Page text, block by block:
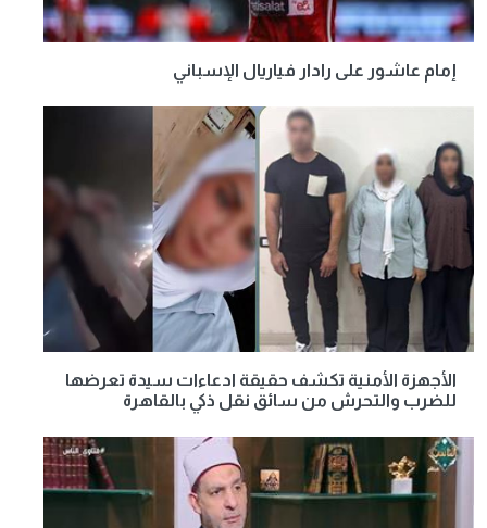
إمام عاشور على رادار فياريال الإسباني
الأجهزة الأمنية تكشف حقيقة ادعاءات سيدة تعرضها
للضرب والتحرش من سائق نقل ذكي بالقاهرة